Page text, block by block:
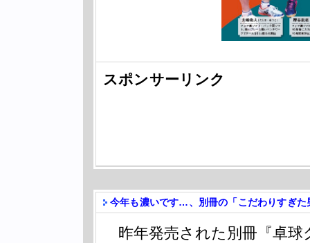
スポンサーリンク
今年も濃いです…、別冊の「こだわりすぎた
昨年発売された別冊『卓球